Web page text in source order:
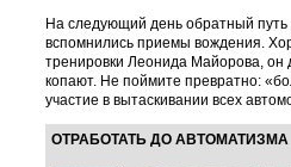
На следующий день обратный путь
вспомнились приемы вождения.
тренировки Леонида Майорова, он
копают. Не поймите превратно:
участие в вытаскивании всех
ОТРАБОТАТЬ ДО АВТОМАТИЗМА